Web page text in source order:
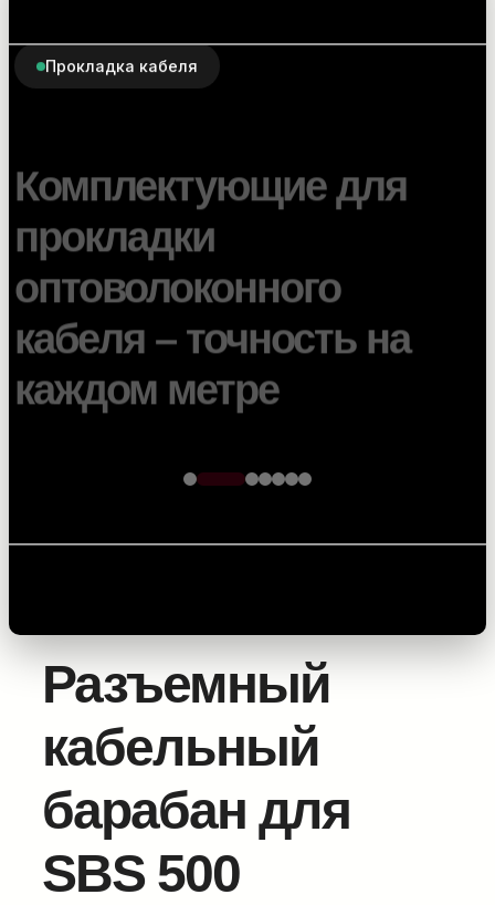
Прокладка кабеля
прокладки
оптоволоконного
кабеля – точность на
каждом метре
Разъемный
кабельный
барабан для
SBS 500